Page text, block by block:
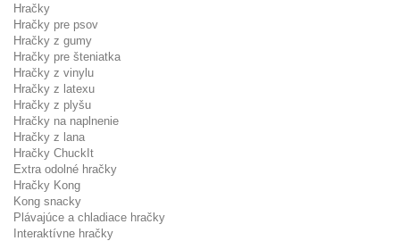
Hračky
Hračky pre psov
Hračky z gumy
Hračky pre šteniatka
Hračky z vinylu
Hračky z latexu
Hračky z plyšu
Hračky na naplnenie
Hračky z lana
Hračky ChuckIt
Extra odolné hračky
Hračky Kong
Kong snacky
Plávajúce a chladiace hračky
Interaktívne hračky